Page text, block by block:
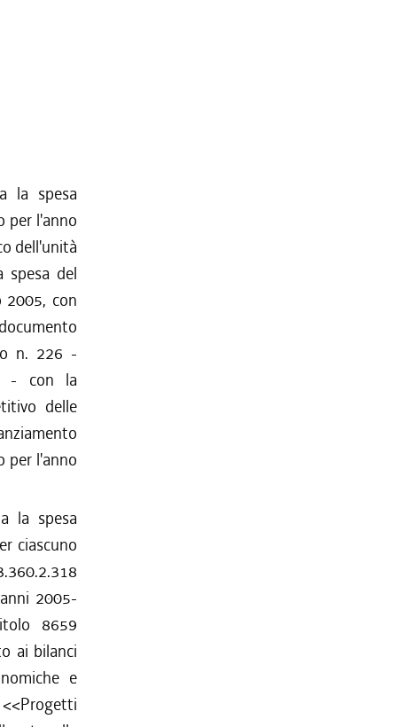
la spesa
per l'anno
dell'unità
spesa del
2005, con
n. 226 -
- con la
delle
per l'anno
la spesa
ciascuno
2005-
8659
ai bilanci
e